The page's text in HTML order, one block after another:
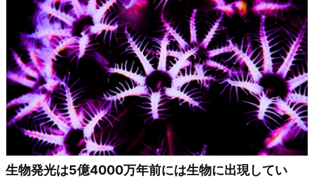
生物発光は5億4000万年前には生物に出現してい